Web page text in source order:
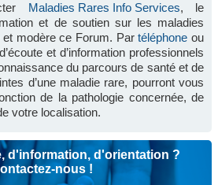
Maladies Rares Info Services, le
et de soutien sur les maladies
et modère ce Forum. Partéléphone ou
et d’information professionnels
du parcours de santé et de
d’une maladie rare, pourront vous
de la pathologie concernée, de
votre localisation.
d'information, d'orientation ?
nous !